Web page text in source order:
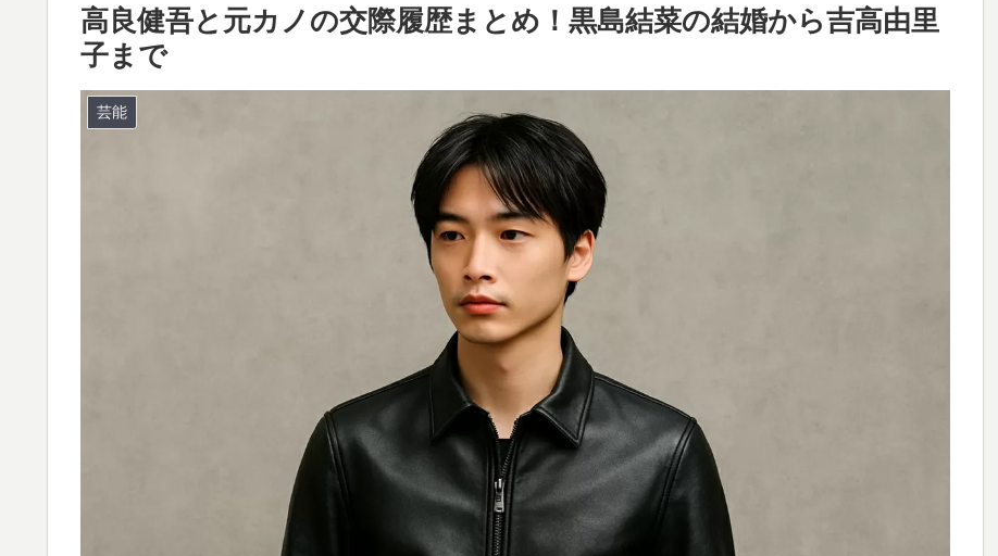
高良健吾と元カノの交際履歴まとめ！黒島結菜の結婚から吉高由里
子まで
芸能